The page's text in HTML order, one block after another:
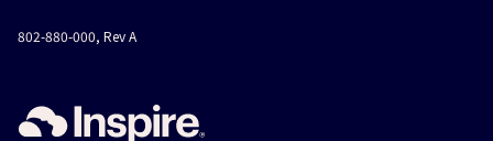
802-880-000, Rev A